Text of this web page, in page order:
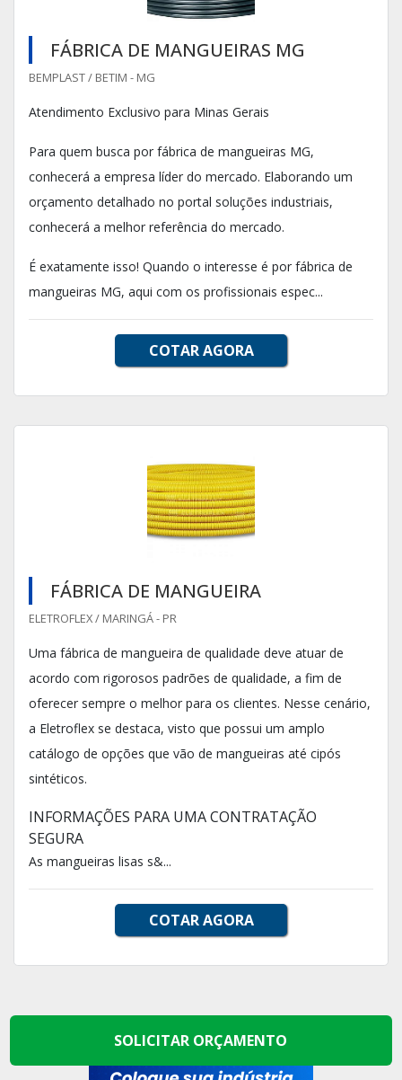
FÁBRICA DE MANGUEIRAS MG
BEMPLAST / BETIM - MG
Atendimento Exclusivo para Minas Gerais
Para quem busca por fábrica de mangueiras MG,
conhecerá a empresa líder do mercado. Elaborando um
orçamento detalhado no portal soluções industriais,
conhecerá a melhor referência do mercado.
É exatamente isso! Quando o interesse é por fábrica de
mangueiras MG, aqui com os profissionais espec...
COTAR AGORA
FÁBRICA DE MANGUEIRA
ELETROFLEX / MARINGÁ - PR
Uma fábrica de mangueira de qualidade deve atuar de
acordo com rigorosos padrões de qualidade, a fim de
oferecer sempre o melhor para os clientes. Nesse cenário,
a Eletroflex se destaca, visto que possui um amplo
catálogo de opções que vão de mangueiras até cipós
sintéticos.
INFORMAÇÕES PARA UMA CONTRATAÇÃO
SEGURA
As mangueiras lisas s&...
COTAR AGORA
SOLICITAR ORÇAMENTO